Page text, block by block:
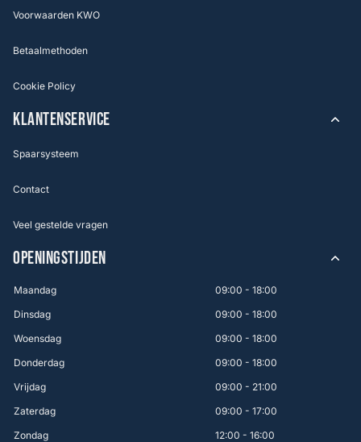
Voorwaarden KWO
Betaalmethoden
Cookie Policy
KLANTENSERVICE
Spaarsysteem
Contact
Veel gestelde vragen
OPENINGSTIJDEN
Maandag
09:00 - 18:00
Dinsdag
09:00 - 18:00
Woensdag
09:00 - 18:00
Donderdag
09:00 - 18:00
Vrijdag
09:00 - 21:00
Zaterdag
09:00 - 17:00
Zondag
12:00 - 16:00